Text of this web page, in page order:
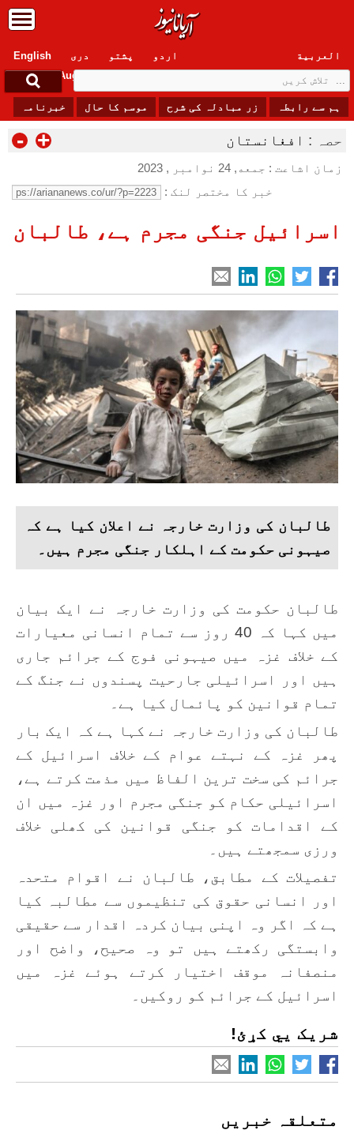
English دری پشتو العربیة
اردو
Friday, 7 August , 2026
ہم سے رابطہ زر مبادلہ کی شرح موسم کا حال خبرنامہ
حصہ : افغانستان - +
زمان اشاعت : جمعه, 24 نوامبر , 2023
خبر کا مختصر لنک :
اسرائیل جنگی مجرم ہے، طالبان
طالبان کی وزارت خارجہ نے اعلان کیا ہے کہ
صیہونی حکومت کے اہلکار جنگی مجرم ہیں۔
طالبان حکومت کی وزارت خارجہ نے ایک بیان
میں کہا کہ 40 روز سے تمام انسانی معیارات
کے خلاف غزہ میں صیہونی فوج کے جرائم جاری
ہیں اور اسرائیلی جارحیت پسندوں نے جنگ کے
تمام قوانین کو پائمال کیا ہے۔
طالبان کی وزارت خارجہ نے کہا ہے کہ ایک بار
پھر غزہ کے نہتے عوام کے خلاف اسرائیل کے
جرائم کی سخت ترین الفاظ میں مذمت کرتے ہے،
اسرائیلی حکام کو جنگی مجرم اور غزہ میں ان
کے اقدامات کو جنگی قوانین کی کھلی خلاف
ورزی سمجھتے ہیں۔
تفصیلات کے مطابق، طالبان نے اقوام متحدہ
اور انسانی حقوق کی تنظیموں سے مطالبہ کیا
ہے کہ اگر وہ اپنی بیان کردہ اقدار سے حقیقی
وابستگی رکھتے ہیں تو وہ صحیح، واضح اور
منصفانہ موقف اختیار کرتے ہوئے غزہ میں
اسرائیل کے جرائم کو روکیں۔
شریک یي کړئ!
متعلقہ خبریں